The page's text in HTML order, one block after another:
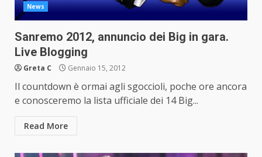
News
Sanremo 2012, annuncio dei Big in gara.
Live Blogging
Greta C Gennaio 15, 2012
Il countdown è ormai agli sgoccioli, poche ore ancora
e conosceremo la lista ufficiale dei 14 Big...
Read More